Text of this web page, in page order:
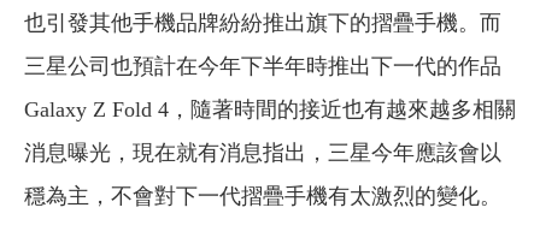
也引發其他手機品牌紛紛推出旗下的摺疊手機。而
三星公司也預計在今年下半年時推出下一代的作品
Galaxy Z Fold 4，隨著時間的接近也有越來越多相關
消息曝光，現在就有消息指出，三星今年應該會以
穩為主，不會對下一代摺疊手機有太激烈的變化。